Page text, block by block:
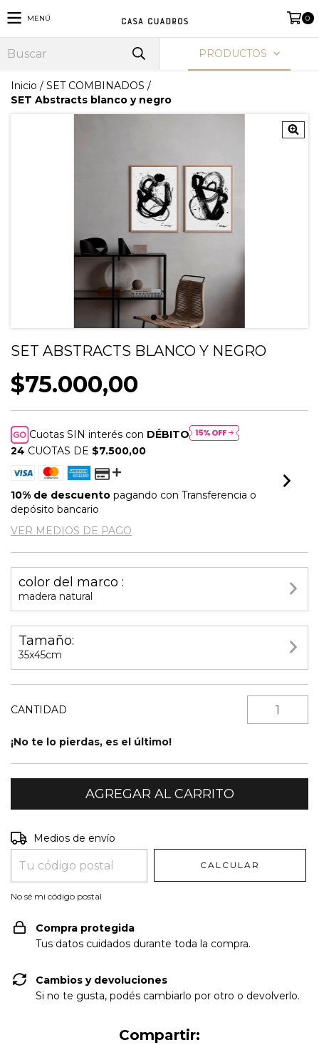
MENÚ 0
PRODUCTOS
Inicio / SET COMBINADOS /
SET Abstracts blanco y negro
SET ABSTRACTS BLANCO Y NEGRO
$75.000,00
Cuotas SIN interés con DÉBITO
24 CUOTAS DE $7.500,00
10% de descuento pagando con Transferencia o
depósito bancario
VER MEDIOS DE PAGO
color del marco :
madera natural
Tamaño:
35x45cm
CANTIDAD
¡No te lo pierdas, es el último!
Entregas para el CP:
Medios de envío
CALCULAR
No sé mi código postal
Compra protegida
Tus datos cuidados durante toda la compra.
Cambios y devoluciones
Si no te gusta, podés cambiarlo por otro o devolverlo.
Compartir: